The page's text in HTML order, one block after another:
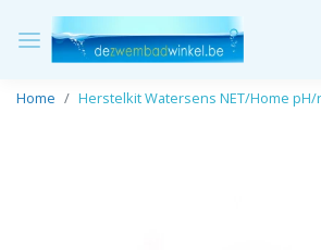
Home Herstelkit Watersens NET/Home pH/